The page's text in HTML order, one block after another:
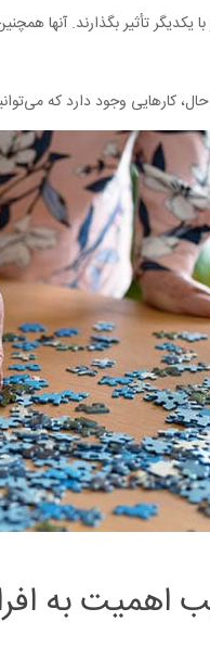
تأثیر بگذارند. آنها
کارهایی وجود دارد که
اهمیت به